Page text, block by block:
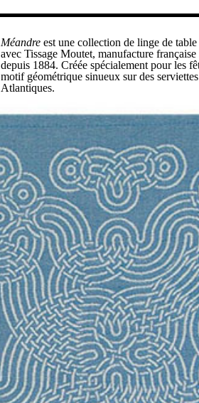
Méandre est une collection de linge de
avecTissage Moutet, manufacture
depuis 1884. Créée spécialement pour les
motif géométrique sinueux sur des
Atlantiques.